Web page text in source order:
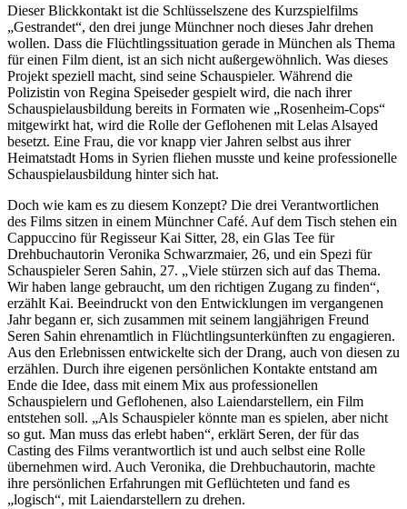
Dieser Blickkontakt ist die Schlüsselszene des Kurzspielfilms
„Gestrandet“, den drei junge Münchner noch dieses Jahr drehen
wollen. Dass die Flüchtlingssituation gerade in München als Thema
für einen Film dient, ist an sich nicht außergewöhnlich. Was dieses
Projekt speziell macht, sind seine Schauspieler. Während die
Polizistin von Regina Speiseder gespielt wird, die nach ihrer
Schauspielausbildung bereits in Formaten wie „Rosenheim-Cops“
mitgewirkt hat, wird die Rolle der Geflohenen mit Lelas Alsayed
besetzt. Eine Frau, die vor knapp vier Jahren selbst aus ihrer
Heimatstadt Homs in Syrien fliehen musste und keine professionelle
Schauspielausbildung hinter sich hat.
Doch wie kam es zu diesem Konzept? Die drei Verantwortlichen
des Films sitzen in einem Münchner Café. Auf dem Tisch stehen ein
Cappuccino für Regisseur Kai Sitter, 28, ein Glas Tee für
Drehbuchautorin Veronika Schwarzmaier, 26, und ein Spezi für
Schauspieler Seren Sahin, 27. „Viele stürzen sich auf das Thema.
Wir haben lange gebraucht, um den richtigen Zugang zu finden“,
erzählt Kai. Beeindruckt von den Entwicklungen im vergangenen
Jahr begann er, sich zusammen mit seinem langjährigen Freund
Seren Sahin ehrenamtlich in Flüchtlingsunterkünften zu engagieren.
Aus den Erlebnissen entwickelte sich der Drang, auch von diesen zu
erzählen. Durch ihre eigenen persönlichen Kontakte entstand am
Ende die Idee, dass mit einem Mix aus professionellen
Schauspielern und Geflohenen, also Laiendarstellern, ein Film
entstehen soll. „Als Schauspieler könnte man es spielen, aber nicht
so gut. Man muss das erlebt haben“, erklärt Seren, der für das
Casting des Films verantwortlich ist und auch selbst eine Rolle
übernehmen wird. Auch Veronika, die Drehbuchautorin, machte
ihre persönlichen Erfahrungen mit Geflüchteten und fand es
„logisch“, mit Laiendarstellern zu drehen.